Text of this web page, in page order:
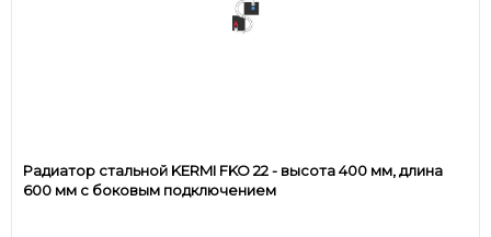
Радиатор стальной KERMI FKO 22 - высота 400 мм, длина
600 мм с боковым подключением